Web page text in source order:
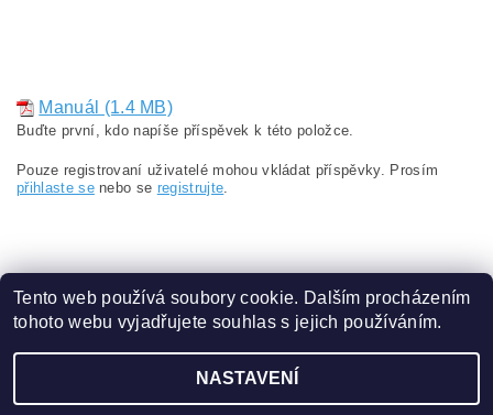
Manuál (1.4 MB)
Buďte první, kdo napíše příspěvek k této položce.
Pouze registrovaní uživatelé mohou vkládat příspěvky. Prosím
přihlaste senebo se registrujte.
Obchodní podmínky | Ochrana osobních údajů
2026 ©eshop.VAKAP.cz, všechna práva vyhrazena
Tento web používá soubory cookie. Dalším procházením
tohoto webu vyjadřujete souhlas s jejich používáním.
NASTAVENÍ